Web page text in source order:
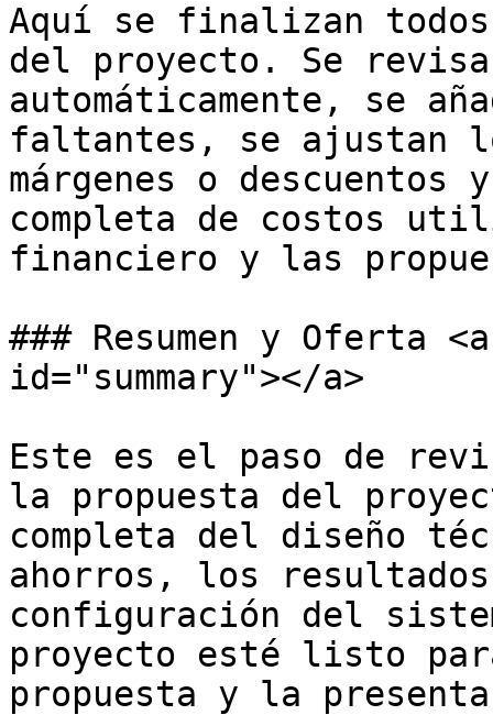
Aquí se finalizan todos
del proyecto. Se
automáticamente, se
faltantes, se ajustan
márgenes o
completa de costos
financiero y las
### Resumen y Oferta
id="summary"></a>
Este es el paso de
la propuesta del
completa del diseño
ahorros, los
configuración del
proyecto esté listo
propuesta y la